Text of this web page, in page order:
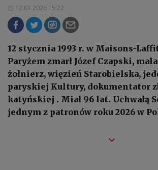
12.01.2026 15:22
12 stycznia 1993 r. w Maisons-
Paryżem zmarł Józef Czapski,
żołnierz, więzień Starobielska,
paryskiej Kultury, dokumentator
katyńskiej . Miał 96 lat. Uchwałą
jednym z patronów roku 2026 w